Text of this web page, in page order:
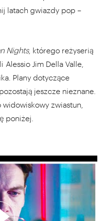
latach gwiazdy pop –
Nights, którego reżyserią
Jim Della Valle,
Plany dotyczące
jeszcze nieznane.
zwiastun,
poniżej.